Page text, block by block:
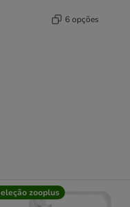
6 opções
zooplus